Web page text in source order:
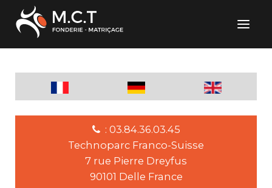
: 03.84.36.03.45
Technoparc Franco-Suisse
7 rue Pierre Dreyfus
90101 Delle France